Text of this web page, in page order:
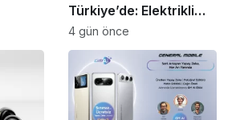
Türkiye’de: Elektrikli
mobiliteye yeni boyut
4 gün önce